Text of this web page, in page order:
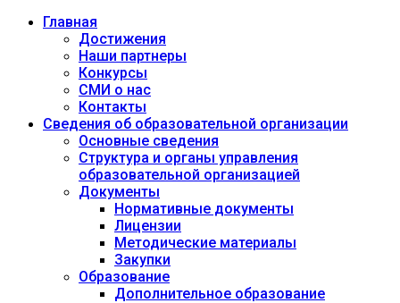
Главная
Достижения
Наши партнеры
Конкурсы
СМИ о нас
Контакты
Сведения об образовательной организации
Основные сведения
Структура и органы управления
образовательной организацией
Документы
Нормативные документы
Лицензии
Методические материалы
Закупки
Образование
Дополнительное образование